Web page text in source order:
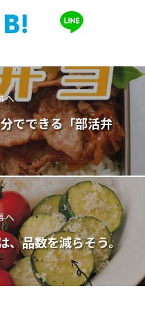
へ
でできる「部活弁
へ
、品数を減らそう。